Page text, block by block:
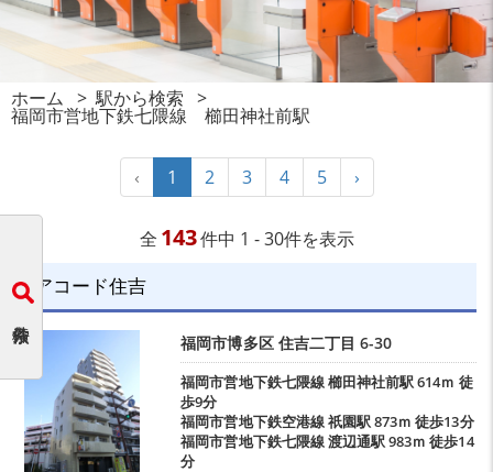
ホーム 駅から検索
福岡市営地下鉄七隈線 櫛田神社前駅
‹ 1 2 3 4 5 ›
全 143件中 1 - 30件を表示
アコード住吉
福岡市博多区 住吉二丁目 6-30
福岡市営地下鉄七隈線櫛田神社前駅614ｍ 徒
歩9分
福岡市営地下鉄空港線祇園駅873ｍ 徒歩13分
福岡市営地下鉄七隈線渡辺通駅983ｍ 徒歩14
分